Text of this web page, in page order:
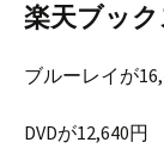
楽天ブッ
ブルーレイが
DVDが12,640円